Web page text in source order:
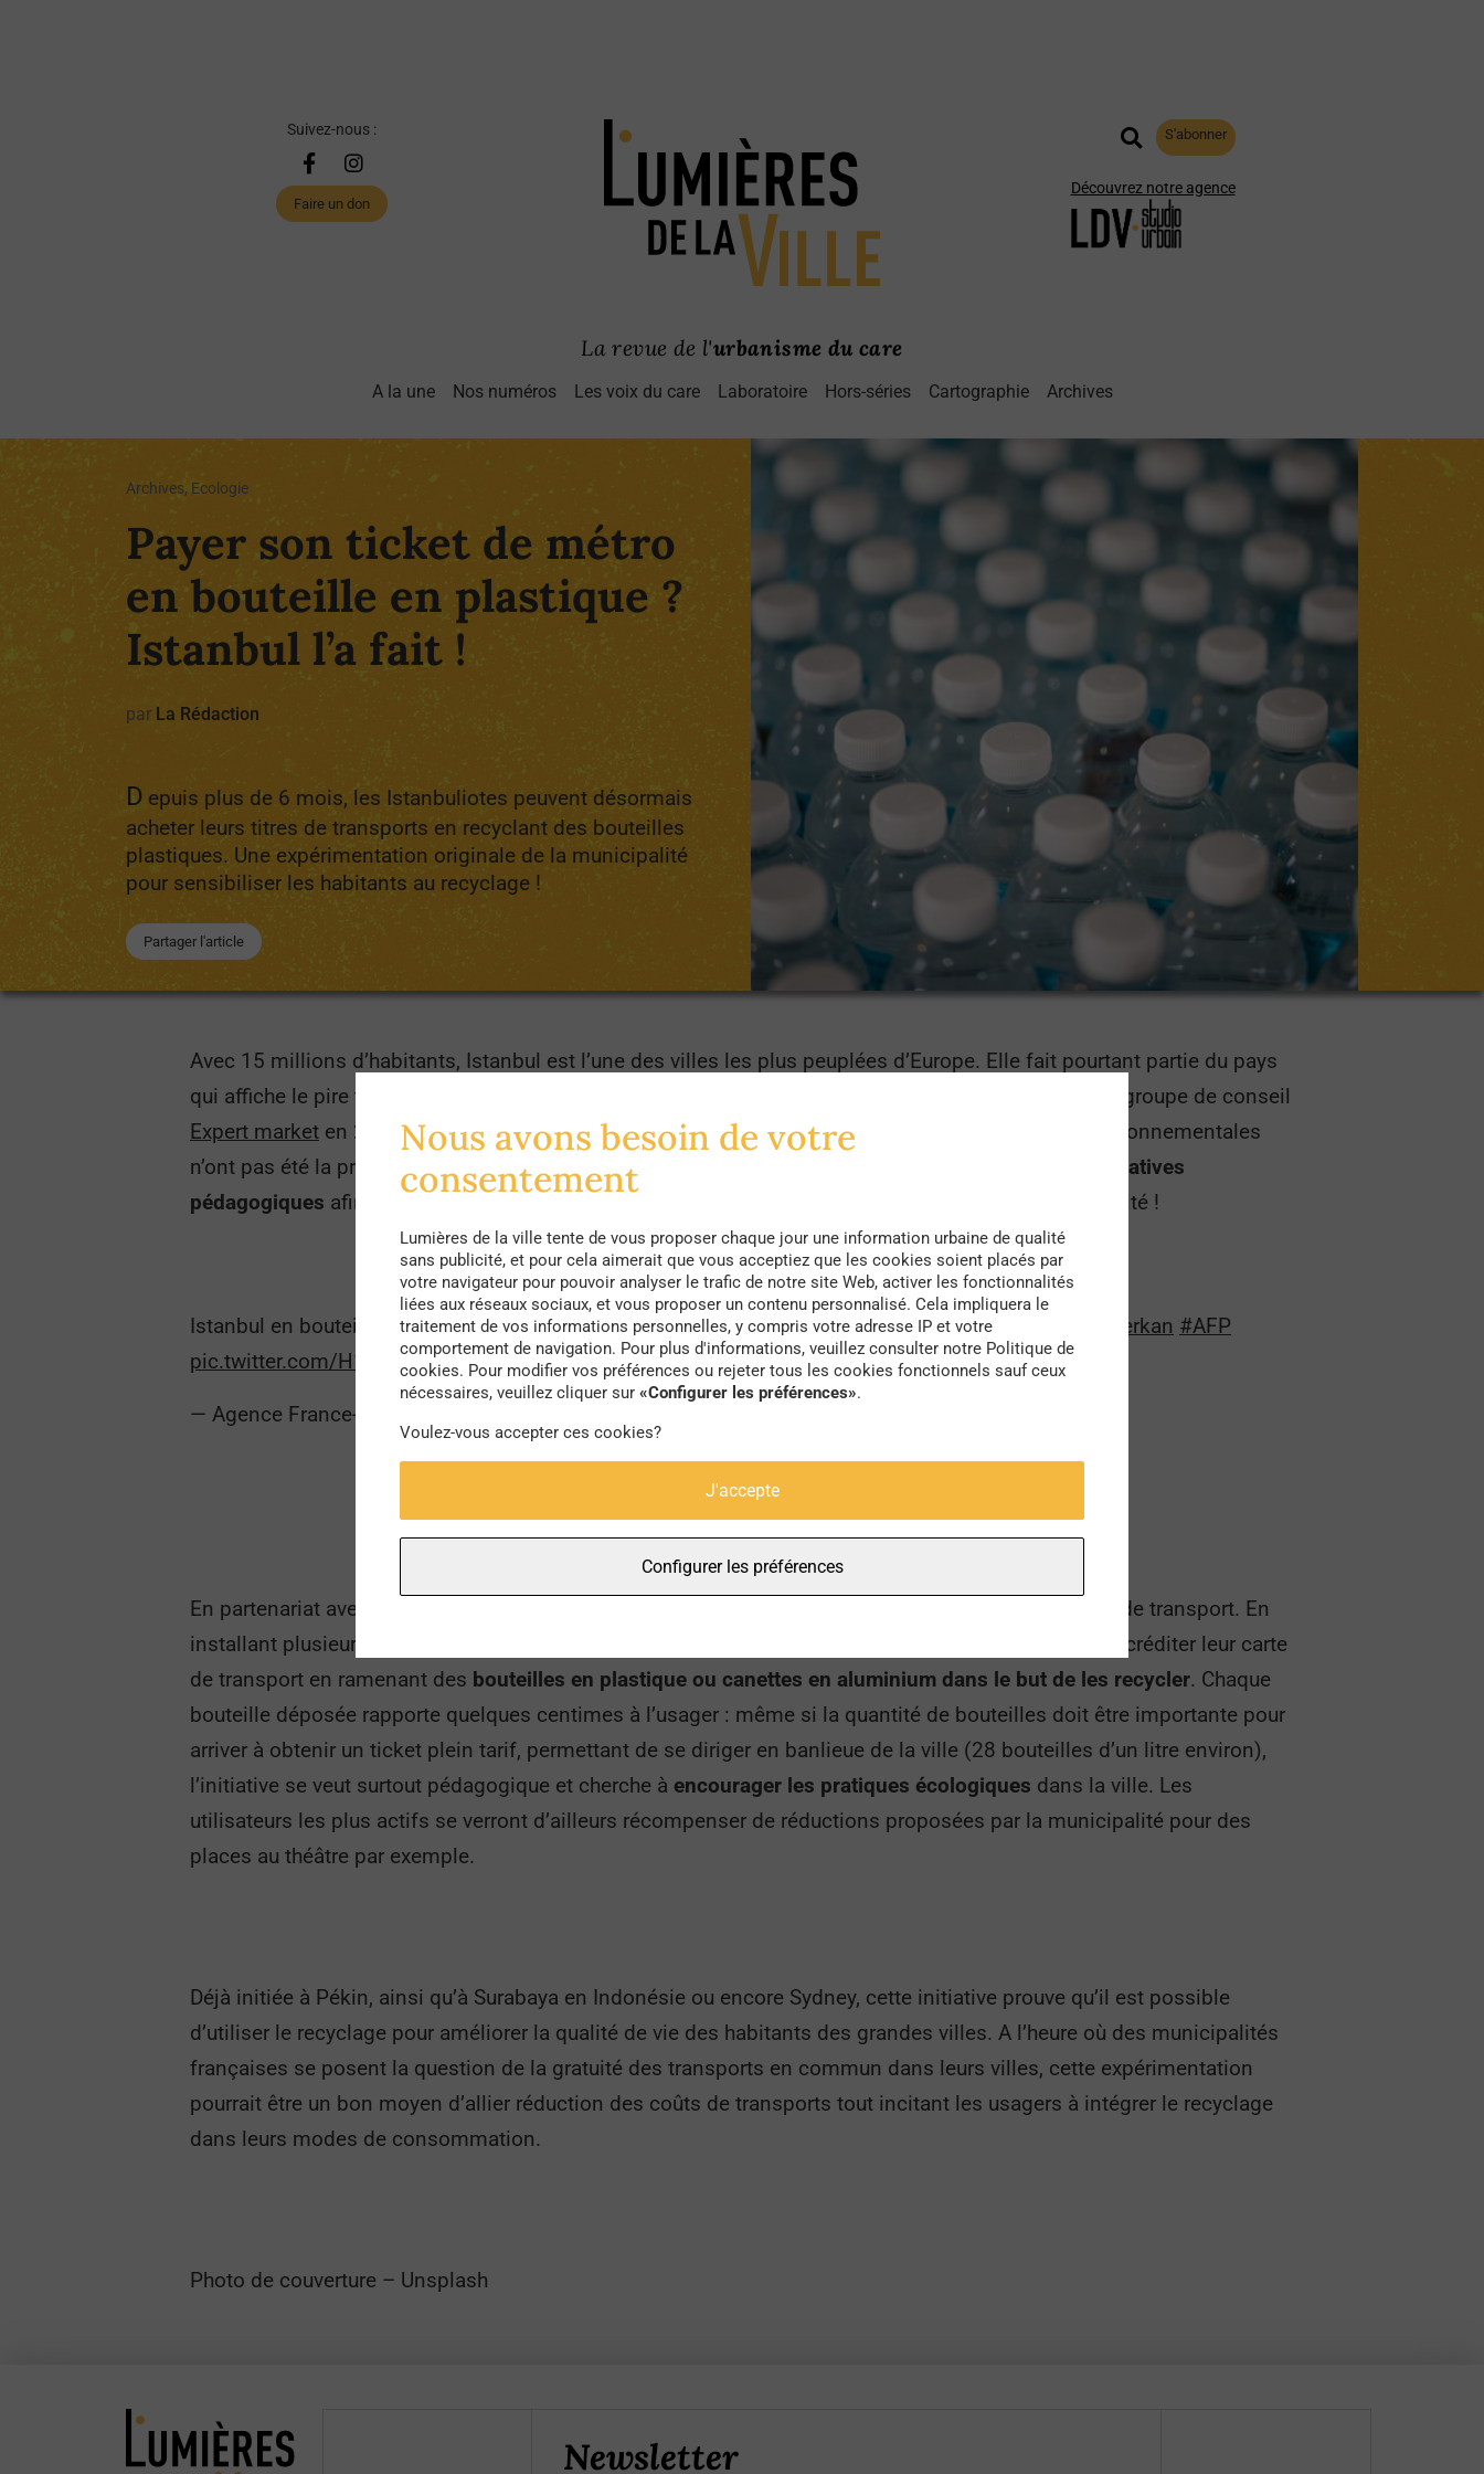
Suivez-nous :
Faire un don
S'abonner
Découvrez notre agence
La revue de l'urbanisme du care
A la une Nos numéros Les voix du care Laboratoire Hors-séries Cartographie Archives
Archives, Ecologie
Payer son ticket de métro
en bouteille en plastique ?
Istanbul l’a fait !
par La Rédaction
D epuis plus de 6 mois, les Istanbuliotes peuvent désormais
acheter leurs titres de transports en recyclant des bouteilles
plastiques. Une expérimentation originale de la municipalité
pour sensibiliser les habitants au recyclage !
Partager l'article
Avec 15 millions d’habitants, Istanbul est l’une des villes les plus peuplées d’Europe. Elle fait pourtant partie du pays
qui affiche le pire taux du continent en termes de recyclage de matière plastique selon le rapport du groupe de conseil
Expert market en 2007. Pour pallier à cette problématique, dans ce pays où les préoccupations environnementales
n’ont pas été la priorité pendant de nombreuses années, la municipalité met en place des
micro-initiatives
pédagogiques afin de modifier les pratiques habitantes et ainsi faire du recyclage une nouvelle priorité !
Istanbul en bouteille ? La Turquie veut valoriser ses déchetshttps://t.co/a45Y0PDdw7par @FulyaOzerkan #AFP
pic.twitter.com/H1w3TW5DHj
— Agence France-Presse (@afpfr)
En partenariat avec la société Isbak, la ville expérimente donc un nouveau moyen de payer son titre de transport. En
installant plusieurs machines dans les stations de métro d’Istanbul, les usagers peuvent désormais créditer leur carte
de transport en ramenant des bouteilles en plastique ou canettes en aluminium dans le but de les recycler. Chaque
bouteille déposée rapporte quelques centimes à l’usager : même si la quantité de bouteilles doit être importante pour
arriver à obtenir un ticket plein tarif, permettant de se diriger en banlieue de la ville (28 bouteilles d’un litre environ),
l’initiative se veut surtout pédagogique et cherche à encourager les pratiques écologiques dans la ville. Les
utilisateurs les plus actifs se verront d’ailleurs récompenser de réductions proposées par la municipalité pour des
places au théâtre par exemple.
Déjà initiée à Pékin, ainsi qu’à Surabaya en Indonésie ou encore Sydney, cette initiative prouve qu’il est possible
d’utiliser le recyclage pour améliorer la qualité de vie des habitants des grandes villes. A l’heure où des municipalités
françaises se posent la question de la gratuité des transports en commun dans leurs villes, cette expérimentation
pourrait être un bon moyen d’allier réduction des coûts de transports tout incitant les usagers à intégrer le recyclage
dans leurs modes de consommation.
Photo de couverture – Unsplash
Newsletter
Nous avons besoin de votre
consentement
Lumières de la ville tente de vous proposer chaque jour une information urbaine de qualité
sans publicité, et pour cela aimerait que vous acceptiez que les cookies soient placés par
votre navigateur pour pouvoir analyser le trafic de notre site Web, activer les fonctionnalités
liées aux réseaux sociaux, et vous proposer un contenu personnalisé. Cela impliquera le
traitement de vos informations personnelles, y compris votre adresse IP et votre
comportement de navigation. Pour plus d'informations, veuillez consulter notre Politique de
cookies. Pour modifier vos préférences ou rejeter tous les cookies fonctionnels sauf ceux
nécessaires, veuillez cliquer sur «Configurer les préférences».
Voulez-vous accepter ces cookies?
J'accepte
Configurer les préférences